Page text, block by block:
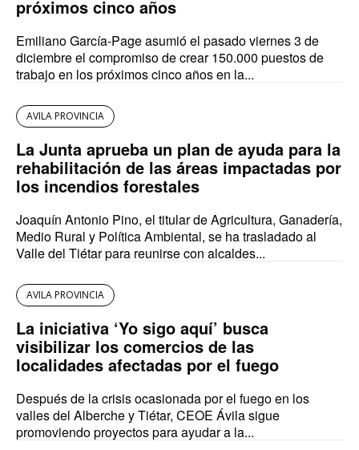
próximos cinco años
Emiliano García-Page asumió el pasado viernes 3 de
diciembre el compromiso de crear 150.000 puestos de
trabajo en los próximos cinco años en la...
AVILA PROVINCIA
La Junta aprueba un plan de ayuda para la
rehabilitación de las áreas impactadas por
los incendios forestales
Joaquín Antonio Pino, el titular de Agricultura, Ganadería,
Medio Rural y Política Ambiental, se ha trasladado al
Valle del Tiétar para reunirse con alcaldes...
AVILA PROVINCIA
La iniciativa ‘Yo sigo aquí’ busca
visibilizar los comercios de las
localidades afectadas por el fuego
Después de la crisis ocasionada por el fuego en los
valles del Alberche y Tiétar, CEOE Ávila sigue
promoviendo proyectos para ayudar a la...